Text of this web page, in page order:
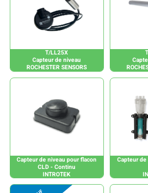
T/LL25X
Capteur de niveau
ROCHESTER SENSORS
Capteur de niveau pour flacon
CLD - Continu
INTROTEK
Capteur